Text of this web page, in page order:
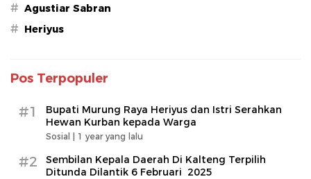
# Agustiar Sabran
# Heriyus
Pos Terpopuler
#1
Bupati Murung Raya Heriyus dan Istri Serahkan
Hewan Kurban kepada Warga
Sosial | 1 year yang lalu
#2
Sembilan Kepala Daerah Di Kalteng Terpilih
Ditunda Dilantik 6 Februari 2025